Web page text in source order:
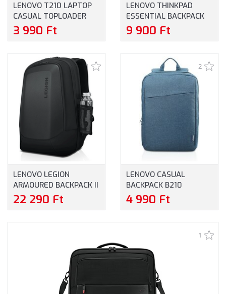
LENOVO T210 LAPTOP
CASUAL TOPLOADER
NOTEBOOKTÁSKA
(GX40Q17231) -
MÉRETŰ
NOTEBOOKOKHOZ -
SZÜRKE SZÍNBEN
3 990 Ft
LENOVO THINKPAD
ESSENTIAL BACKPACK
HÁTIZSÁK
(4X41C12468) -
NOTEBOOKOKHOZ
9 900 Ft
1
LENOVO LEGION
ARMOURED BACKPACK II
HÁTIZSÁK
(GX40V10007) -
22 290 Ft
2
LENOVO CASUAL
BACKPACK B210
HÁTIZSÁK
(GX40Q17226) -
NOTEBOOKOKHOZ, KÉK
SZÍNBEN
4 990 Ft
1